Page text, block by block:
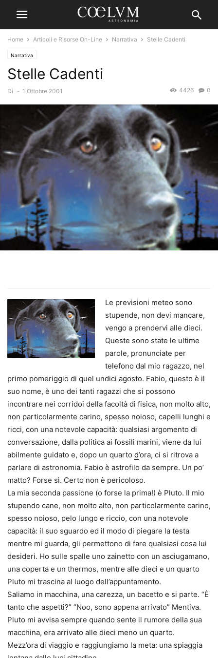
Home Articoli e Risorse On-Line Narrativa Stelle Cadenti
Narrativa
Stelle Cadenti
Di - 1 Ottobre 2001 0
4426
Le previsioni meteo sono
stupende, non devi mancare,
vengo a prendervi alle dieci.
Queste sono state le ultime
parole, pronunciate per
telefono dal mio ragazzo, nel
primo pomeriggio di quel undici agosto. Fabio, questo è il
suo nome, è uno dei tanti ragazzi che si possono
incontrare nei corridoi della facoltà di fisica, non molto alto,
non particolarmente carino, spesso noioso, capelli lunghi e
ricci, con una notevole capacità: qualsiasi argomento di
conversazione, dalla politica ai fossili marini, viene da lui
abilmente guidato e, dopo un quarto d’ora, ci si ritrova a
parlare di astronomia. Fabio è astrofilo da sempre. Un po’
matto? Forse sì. Certo non è pericoloso.
La mia seconda passione (o forse la prima!) è Pluto. Il mio
stupendo cane, non molto alto, non particolarmente carino,
spesso noioso, pelo lungo e riccio, con una notevole
capacità: il suo sguardo ed il modo di piegare la testa
mentre mi guarda, gli permettono di fare qualsiasi cosa lui
desideri. Ho sulle spalle uno zainetto con un asciugamano,
una coperta e un thermos, mentre alle dieci e un quarto
Pluto mi trascina al luogo dell’appuntamento.
Saliamo in macchina, una carezza, un bacetto e si parte. “È
tanto che aspetti?” “Noo, sono appena arrivato” Mentiva.
Pluto mi avvisa sempre quando sente il rumore della sua
macchina, era arrivato alle dieci meno un quarto.
Mezz’ora di viaggio e raggiungiamo la meta: una spiaggia